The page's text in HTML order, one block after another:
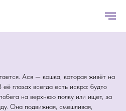
Ася — кошка, которая живёт на
глазах всегда есть искра: будто
на верхнюю полку или ищет, за
Она подвижная, смешливая,